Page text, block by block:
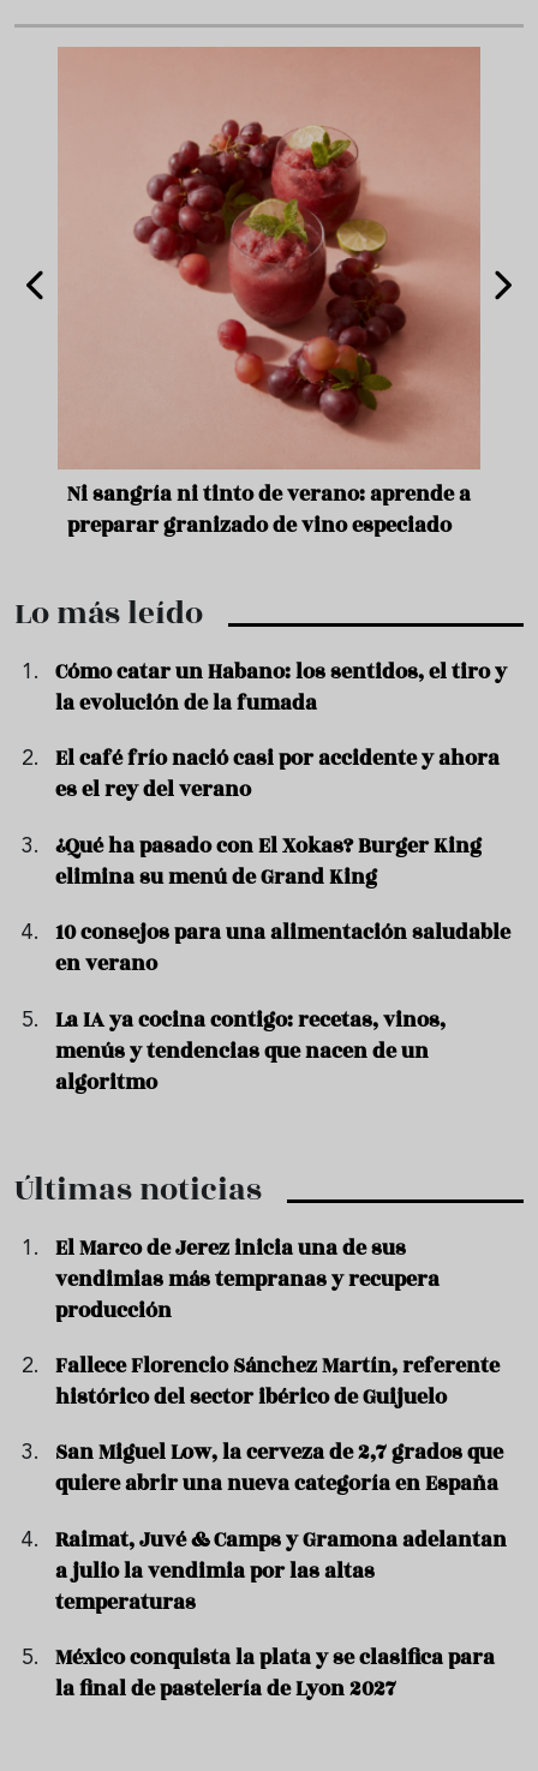
Ni sangría ni tinto de verano: aprende a
preparar granizado de vino especiado
Lo más leído
Cómo catar un Habano: los sentidos, el tiro y
la evolución de la fumada
El café frío nació casi por accidente y ahora
es el rey del verano
¿Qué ha pasado con El Xokas? Burger King
elimina su menú de Grand King
10 consejos para una alimentación saludable
en verano
La IA ya cocina contigo: recetas, vinos,
menús y tendencias que nacen de un
algoritmo
Últimas noticias
El Marco de Jerez inicia una de sus
vendimias más tempranas y recupera
producción
Fallece Florencio Sánchez Martín, referente
histórico del sector ibérico de Guijuelo
San Miguel Low, la cerveza de 2,7 grados que
quiere abrir una nueva categoría en España
Raimat, Juvé & Camps y Gramona adelantan
a julio la vendimia por las altas
temperaturas
México conquista la plata y se clasifica para
la final de pastelería de Lyon 2027